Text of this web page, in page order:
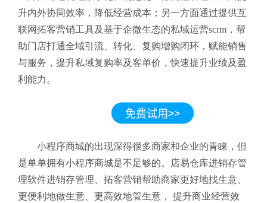
升内外协同效率，降低经营成本；另一方面通过提供互
联网拓客营销工具及基于企微生态的私域运营scrm，帮
助门店打通全域引流、转化、复购增购闭环，赋能销售
与服务，提升私域复购率及客单价，快速提升业绩及盈
利能力。
小程序商城的出现深得很多商家和企业的青睐，但
是单单拥有小程序商城是不足够的。店易仓库进销存管
理软件进销存管理、拓客营销帮助商家更好地找生意、
更便利地做生意、更高效地管生意， 提升商业经营效